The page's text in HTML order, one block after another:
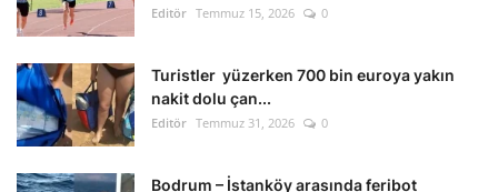
Editör Temmuz 15, 2026 0
Turistler yüzerken 700 bin euroya yakın
nakit dolu çan...
Editör Temmuz 31, 2026 0
Bodrum – İstanköy arasında feribot